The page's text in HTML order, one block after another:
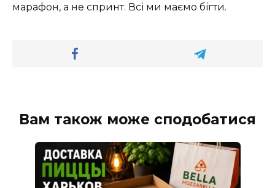
марафон, а не спринт. Всі ми маємо бігти.
Вам також може сподобатися